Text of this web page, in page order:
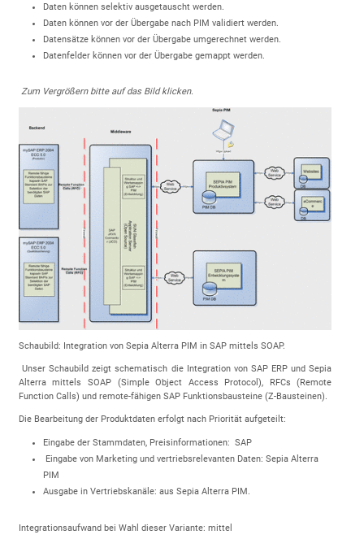
Daten können selektiv ausgetauscht werden.
Daten können vor der Übergabe nach PIM validiert werden.
Datensätze können vor der Übergabe umgerechnet werden.
Datenfelder können vor der Übergabe gemappt werden.
Zum Vergrößern bitte auf das Bild klicken.
Schaubild: Integration von Sepia Alterra PIM in SAP mittels SOAP.
Unser Schaubild zeigt schematisch die Integration von SAP ERP und Sepia
Alterra mittels SOAP (Simple Object Access Protocol), RFCs (Remote
Function Calls) und remote-fähigen SAP Funktionsbausteine (Z-Bausteinen).
Die Bearbeitung der Produktdaten erfolgt nach Priorität aufgeteilt:
Eingabe der Stammdaten, Preisinformationen: SAP
Eingabe von Marketing und vertriebsrelevanten Daten: Sepia Alterra
PIM
Ausgabe in Vertriebskanäle: aus Sepia Alterra PIM.
Integrationsaufwand bei Wahl dieser Variante: mittel